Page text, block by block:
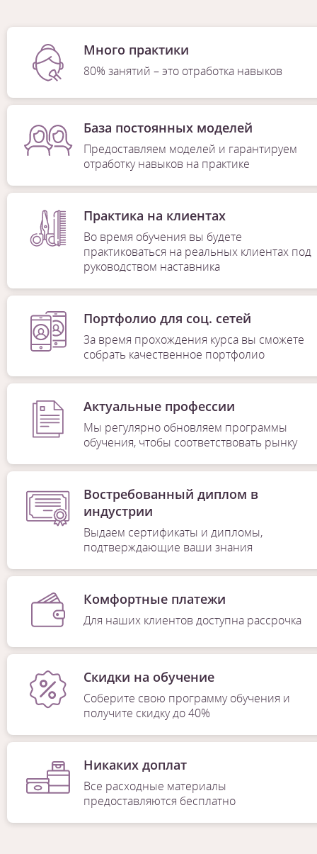
Много практики
80% занятий – это отработка навыков
База постоянных моделей
Предоставляем моделей и гарантируем
отработку навыков на практике
Практика на клиентах
Во время обучения вы будете
практиковаться на реальных клиентах под
руководством наставника
Портфолио для соц. сетей
За время прохождения курса вы сможете
собрать качественное портфолио
Актуальные профессии
Мы регулярно обновляем программы
обучения, чтобы соответствовать рынку
Востребованный диплом в
индустрии
Выдаем сертификаты и дипломы,
подтверждающие ваши знания
Комфортные платежи
Для наших клиентов доступна рассрочка
Скидки на обучение
Соберите свою программу обучения и
получите скидку до 40%
Никаких доплат
Все расходные материалы
предоставляются бесплатно